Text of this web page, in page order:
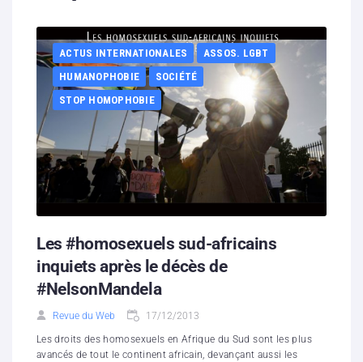
Boutique
Partenaires
Contacts
Hébergement solidaire
ACTUS INTERNATIONALES
ASSOS. LGBT
HUMANOPHOBIE
SOCIÉTÉ
STOP HOMOPHOBIE
Les #homosexuels sud-africains
inquiets après le décès de
#NelsonMandela
Revue du Web 17/12/2013
Les droits des homosexuels en Afrique du Sud sont les plus
avancés de tout le continent africain, devançant aussi les